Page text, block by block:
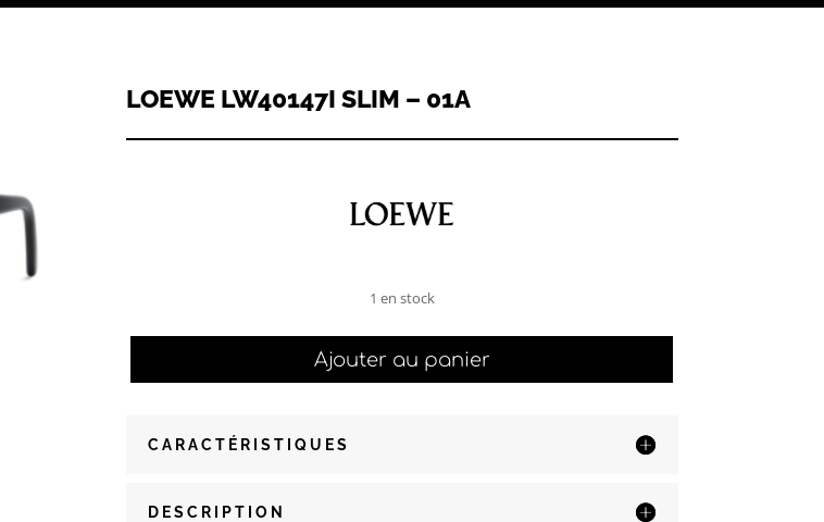
LOEWE LW40147I SLIM – 01A
1 en stock
quantité
de
Loewe
Ajouter au panier
CARACTÉRISTIQUES
DESCRIPTION